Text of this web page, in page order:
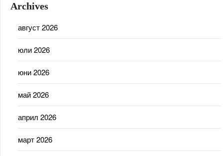
Archives
август 2026
юли 2026
юни 2026
май 2026
април 2026
март 2026